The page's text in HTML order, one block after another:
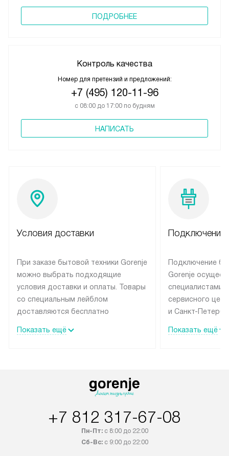
ПОДРОБНЕЕ
Контроль качества
Номер для претензий и предложений:
+7 (495) 120-11-96
с 08:00 до 17:00 по будням
НАПИСАТЬ
Условия доставки
При заказе бытовой техники Gorenje
можно выбрать подходящие
условия доставки и оплаты. Товары
со специальным лейблом
доставляются бесплатно
до подъезда, выезд за МКАД
в течение трех дней. Доставка
в Санкт-Петербург и другие
регионы осуществляется через
транспортную компанию. После
100% предоплаты наша компания
бесплатно доставляет заказ
Показать ещё
Подключение
Подключение
Gorenje
специалистами
сервисного
и Санкт-
подключается
подключения к
и канализации в
Показать ещё
+7 812 317-67-08
Пн-Пт:с 8:00 до 22:00
Сб-Вс:с 9:00 до 22:00